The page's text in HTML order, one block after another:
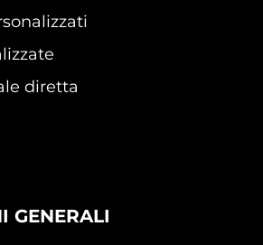
diretta
GENERALI